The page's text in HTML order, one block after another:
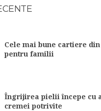
Cele mai bune cartiere
pentru familii
Îngrijirea pielii începe cu
cremei potrivite